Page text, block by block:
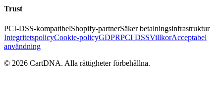
Trust
PCI-DSS-kompatibelShopify-partnerSäker betalningsinfrastruktur
IntegritetspolicyCookie-policyGDPRPCI DSSVillkorAcceptabel
användning
© 2026 CartDNA. Alla rättigheter förbehållna.